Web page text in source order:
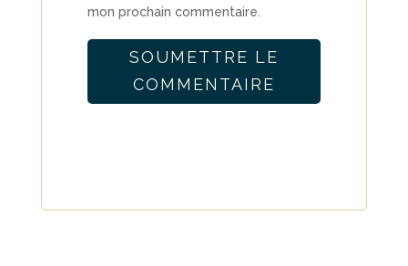
mon prochain commentaire.
SOUMETTRE LE
COMMENTAIRE